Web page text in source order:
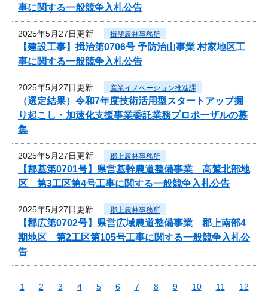
事に関する一般競争入札公告
2025年5月27日更新 揖斐農林事務所
【建設工事】揖治第0706号 予防治山事業 村家地区工
事に関する一般競争入札公告
2025年5月27日更新 産業イノベーション推進課
（選定結果）令和7年度技術活用型スタートアップ掘
り起こし・加速化支援事業委託業務プロポーザルの募
集
2025年5月27日更新 郡上農林事務所
【郡基第0701号】県営基幹農道整備事業 高鷲北部地
区 第3工区第4号工事に関する一般競争入札公告
2025年5月27日更新 郡上農林事務所
【郡広第0702号】県営広域農道整備事業 郡上南部4
期地区 第2工区第105号工事に関する一般競争入札公
告
1 2 3 4 5 6 7 8 9 10 11
12